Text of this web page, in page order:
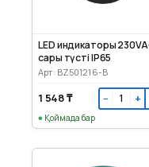
LED индикаторы
сары түсті IP65
Арт: BZ501216-B
1 548 ₸ − +
Қоймада бар